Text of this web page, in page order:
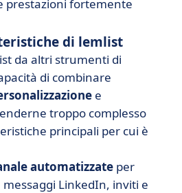
prestazioni fortemente
di lemlist
da altri strumenti di
di combinare
e
troppo complesso
principali per cui è
automatizzate per
LinkedIn, inviti e